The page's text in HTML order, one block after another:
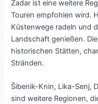
Zadar ist eine weitere
Touren empfohlen wird.
Küstenwege radeln und
Landschaft genießen.
historischen Stätten,
Stränden.
Šibenik-Knin, Lika-Senj,
sind weitere Regionen,